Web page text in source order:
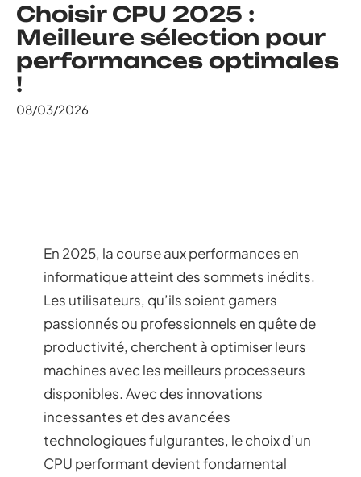
Choisir CPU 2025 :
Meilleure sélection pour
performances optimales
!
08/03/2026
En 2025, la course aux performances en
informatique atteint des sommets inédits.
Les utilisateurs, qu’ils soient gamers
passionnés ou professionnels en quête de
productivité, cherchent à optimiser leurs
machines avec les meilleurs processeurs
disponibles. Avec des innovations
incessantes et des avancées
technologiques fulgurantes, le choix d’un
CPU performant devient fondamental